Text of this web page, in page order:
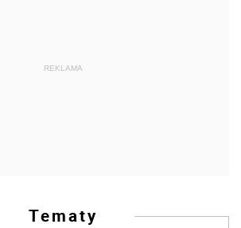
REKLAMA
Tematy